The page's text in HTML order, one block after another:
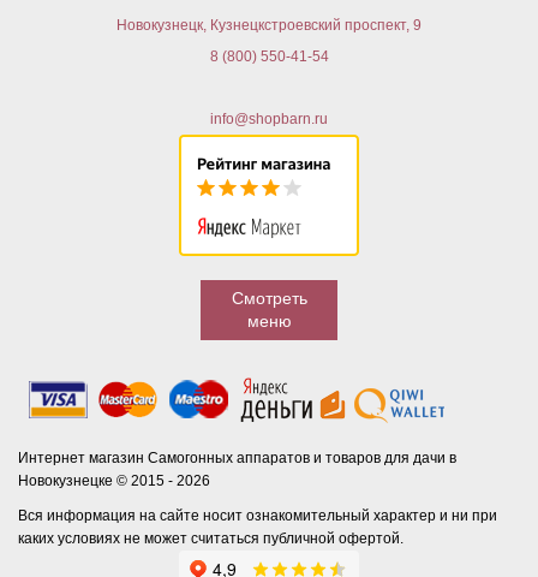
Новокузнецк, Кузнецкстроевский проспект, 9
8 (800) 550-41-54
info@shopbarn.ru
Смотреть
меню
Интернет магазин Самогонных аппаратов и товаров для дачи в
Новокузнецке © 2015 - 2026
Вся информация на сайте носит ознакомительный характер и ни при
каких условиях не может считаться публичной офертой.